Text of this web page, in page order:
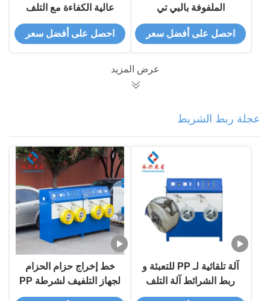
الملفوفة بالبي تي
أوتوماتيكية للفقاقات بي
تي
احصل على أفضل سعر
عالية الكفاءة مع التلف
الآلي
احصل على أفضل سعر
عرض المزيد
عجلة ربط الشريط
آلة تلقائية لـ PP للتعبئة و
ربط الشرائط آلة التلف
خط إخراج حزام الحزام
لجهاز التلفيف لشرطة PP